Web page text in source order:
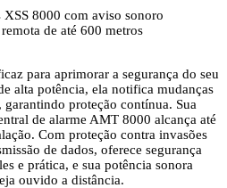
8000 com aviso sonoro
de até 600 metros
para aprimorar a segurança do seu
alta potência, ela notifica mudanças
garantindo proteção contínua. Sua
de alarme AMT 8000 alcança até
Com proteção contra invasões
de dados, oferece segurança
e prática, e sua potência sonora
ouvido a distância.